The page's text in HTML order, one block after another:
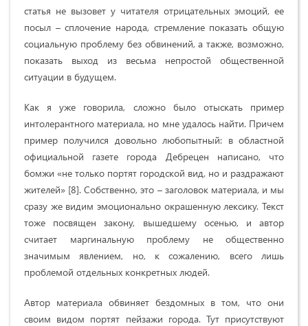
статья не вызовет у читателя отрицательных эмоций, ее
посыл – сплочение народа, стремление показать общую
социальную проблему без обвинений, а также, возможно,
показать выход из весьма непростой общественной
ситуации в будущем.
Как я уже говорила, сложно было отыскать пример
интолерантного материала, но мне удалось найти. Причем
пример получился довольно любопытный: в областной
официальной газете города Дебрецен написано, что
бомжи «не только портят городской вид, но и раздражают
жителей» [8]. Собственно, это – заголовок материала, и мы
сразу же видим эмоционально окрашенную лексику. Текст
тоже посвящен закону, вышедшему осенью, и автор
считает маргинальную проблему не общественно
значимым явлением, но, к сожалению, всего лишь
проблемой отдельных конкретных людей.
Автор материала обвиняет бездомных в том, что они
своим видом портят пейзажи города. Тут присутствуют